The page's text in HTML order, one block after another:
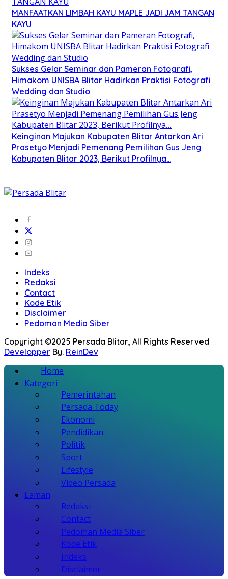
MANFAATKAN LIMBAH KAYU MAPLE JADI JAM TANGAN
KAYU
Sukses Gelar Seminar dan Pameran Fotografi,
Himakom UNISBA Blitar Hadirkan Praktisi Fotografi
Wedding dan Studio
Keinginan Majukan Kabupaten Blitar Antarkan Ari
Prasetyo Menjadi Pemenang Pemilihan Gus Jeng
Kabupaten Blitar 2023, Berikut Profilnya…
Indeks
Redaksi
Contact
Kode Etik
Disclaimer
Pedoman Media Siber
Copyright ©2025 Persada Blitar, All Rights Reserved
Developper By. ReinDev
Home
Kategori
Pemerintahan
Persada Today
Ekonomi
Pendidikan
Politik
Sport
Lifestyle
Video Persada
Laman
Redaksi
Contact
Pedoman Media Siber
Kode Etik
Indeks
Disclaimer